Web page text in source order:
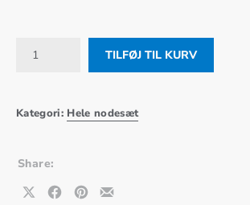
KONGESØN, hele nodesættet, download antal
TILFØJ TIL KURV
Kategori: Hele nodesæt
Share: